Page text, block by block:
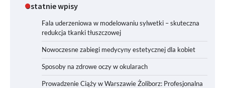
Ostatnie wpisy
Fala uderzeniowa w modelowaniu sylwetki – skuteczna
redukcja tkanki tłuszczowej
Nowoczesne zabiegi medycyny estetycznej dla kobiet
Sposoby na zdrowe oczy w okularach
Prowadzenie Ciąży w Warszawie Żoliborz: Profesjonalna